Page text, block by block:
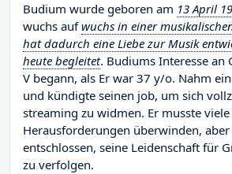
Budium wurde geboren am 13 April
wuchs aufwuchs in einer
hat dadurch eine Liebe zur Musik
heute begleitet. Budiums Interesse an
V begann, als Er war 37 y/o. Nahm
und kündigte seinen job, um sich
streaming zu widmen. Er musste viele
Herausforderungen überwinden,
entschlossen, seine Leidenschaft für
zu verfolgen.